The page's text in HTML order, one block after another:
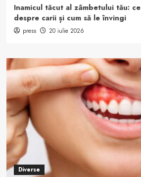
Inamicul tăcut al zâmbetului tău:
despre carii și cum să le învingi
press 20 iulie 2026
Diverse